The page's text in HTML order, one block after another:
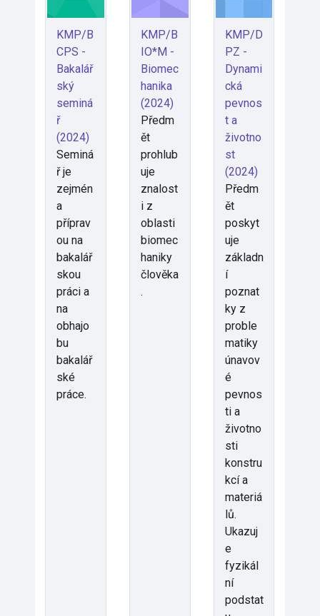
KMP/B
CPS -
Bakalář
ský
seminá
ř
(2024)
Seminá
ř je
zejmén
a
příprav
ou na
bakalář
skou
práci a
na
obhajo
bu
bakalář
ské
práce.
KMP/B
IO*M -
Biomec
hanika
(2024)
Předm
ět
prohlub
uje
znalost
i z
oblasti
biomec
haniky
člověka
.
KMP/D
PZ -
Dynami
cká
pevnos
t a
životno
st
(2024)
Předm
ět
poskyt
uje
základn
í
poznat
ky z
proble
matiky
únavov
é
pevnos
ti a
životno
sti
konstru
kcí a
materiá
lů.
Ukazuj
e
fyzikál
ní
podstat